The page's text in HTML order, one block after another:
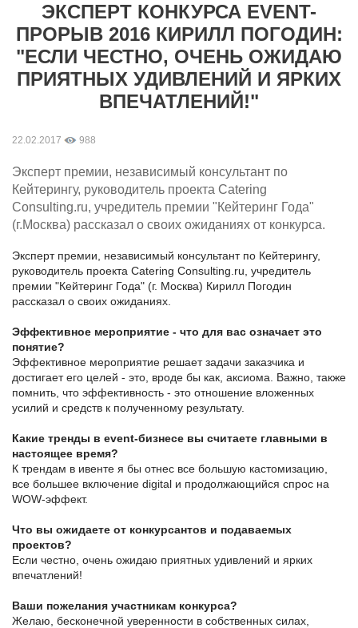
ЭКСПЕРТ КОНКУРСА EVENT-
ПРОРЫВ 2016 КИРИЛЛ ПОГОДИН:
"ЕСЛИ ЧЕСТНО, ОЧЕНЬ ОЖИДАЮ
ПРИЯТНЫХ УДИВЛЕНИЙ И ЯРКИХ
ВПЕЧАТЛЕНИЙ!"
22.02.2017 988
Эксперт премии, независимый консультант по
Кейтерингу, руководитель проекта Catering
Consulting.ru, учредитель премии "Кейтеринг Года"
(г.Москва) рассказал о своих ожиданиях от конкурса.
Эксперт премии, независимый консультант по Кейтерингу,
руководитель проекта Catering Consulting.ru, учредитель
премии "Кейтеринг Года" (г. Москва) Кирилл Погодин
рассказал о своих ожиданиях.
Эффективное мероприятие - что для вас означает это
понятие?
Эффективное мероприятие решает задачи заказчика и
достигает его целей - это, вроде бы как, аксиома. Важно, также
помнить, что эффективность - это отношение вложенных
усилий и средств к полученному результату.
Какие тренды в event-бизнесе вы считаете главными в
настоящее время?
К трендам в ивенте я бы отнес все большую кастомизацию,
все большее включение digital и продолжающийся спрос на
WOW-эффект.
Что вы ожидаете от конкурсантов и подаваемых
проектов?
Если честно, очень ожидаю приятных удивлений и ярких
впечатлений!
Ваши пожелания участникам конкурса?
Желаю, бесконечной уверенности в собственных силах,